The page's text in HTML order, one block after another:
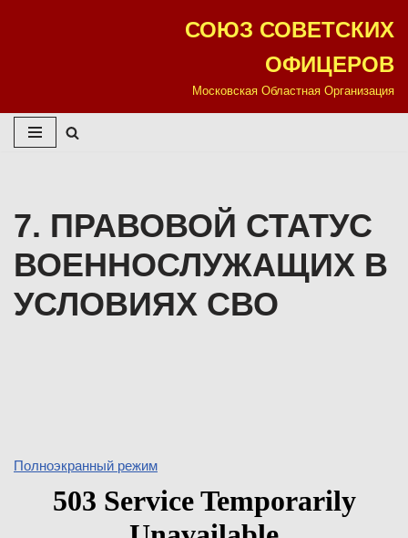
СОЮЗ СОВЕТСКИХ
ОФИЦЕРОВ
Московская Областная Организация
7. ПРАВОВОЙ СТАТУС
ВОЕННОСЛУЖАЩИХ В
УСЛОВИЯХ СВО
Полноэкранный режим